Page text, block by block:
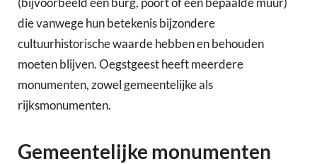
die vanwege hun betekenis bijzondere
cultuurhistorische waarde hebben en behouden
moeten blijven. Oegstgeest heeft meerdere
monumenten, zowel gemeentelijke als
rijksmonumenten.
Gemeentelijke monumenten